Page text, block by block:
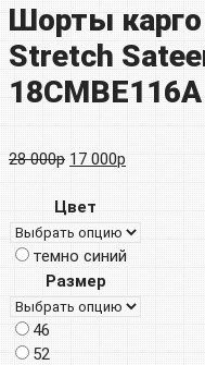
Шорты карго
Stretch
18CMBE116A
28 000р Первоначальная
составляла
000р.
17 000р
17
Цвет
темно синий
Размер
46
52